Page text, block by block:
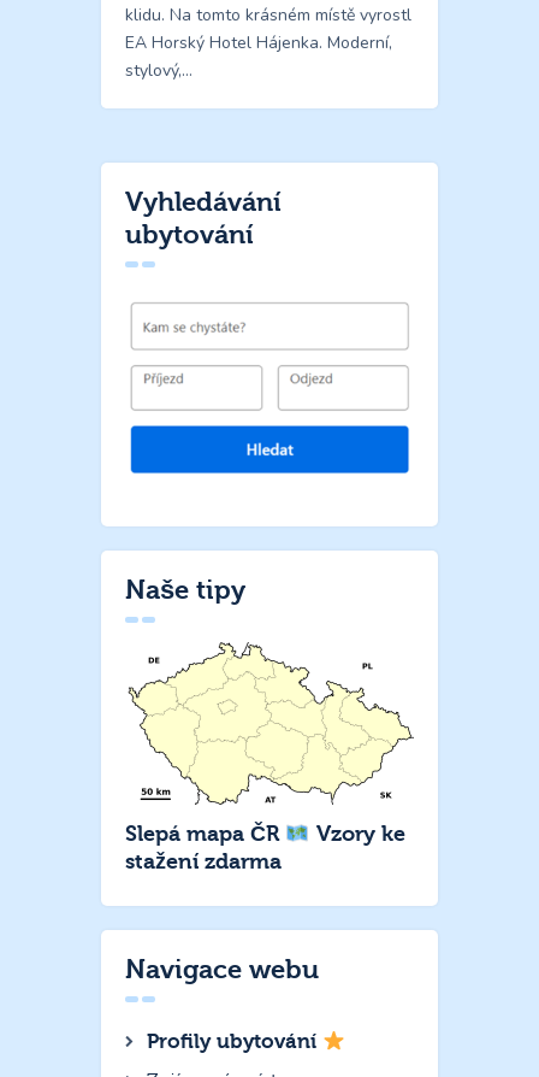
klidu. Na tomto krásném místě vyrostl
EA Horský Hotel Hájenka. Moderní,
stylový,…
Vyhledávání
ubytování
Naše tipy
Slepá mapa ČR
Vzory ke
stažení zdarma
Navigace webu
Profily ubytování